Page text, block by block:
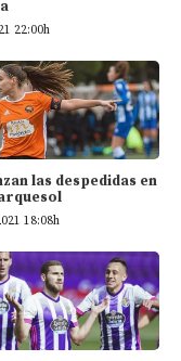
22:00h
las despedidas en
18:08h